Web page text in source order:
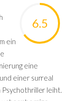
6.5
ein
eine
einer surreal
Psychothriller leiht.